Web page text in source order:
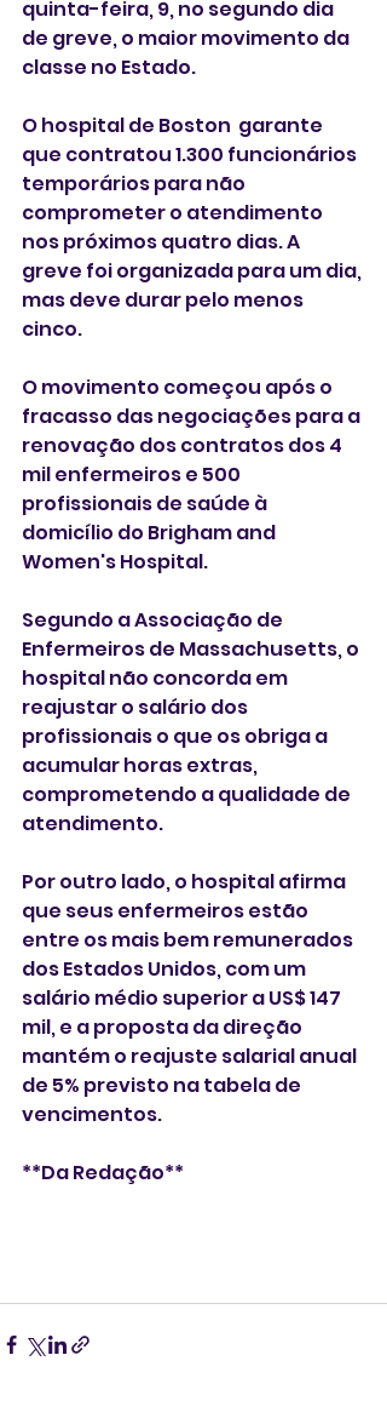
quinta-feira, 9, no segundo dia
de greve, o maior movimento da
classe no Estado.
O hospital de Boston  garante
que contratou 1.300 funcionários
temporários para não
comprometer o atendimento
nos próximos quatro dias. A
greve foi organizada para um dia,
mas deve durar pelo menos
cinco.
O movimento começou após o
fracasso das negociações para a
renovação dos contratos dos 4
mil enfermeiros e 500
profissionais de saúde à
domicílio do Brigham and
Women's Hospital.
Segundo a Associação de
Enfermeiros de Massachusetts, o
hospital não concorda em
reajustar o salário dos
profissionais o que os obriga a
acumular horas extras,
comprometendo a qualidade de
atendimento.
Por outro lado, o hospital afirma
que seus enfermeiros estão
entre os mais bem remunerados
dos Estados Unidos, com um
salário médio superior a US$ 147
mil, e a proposta da direção
mantém o reajuste salarial anual
de 5% previsto na tabela de
vencimentos.
**Da Redação**